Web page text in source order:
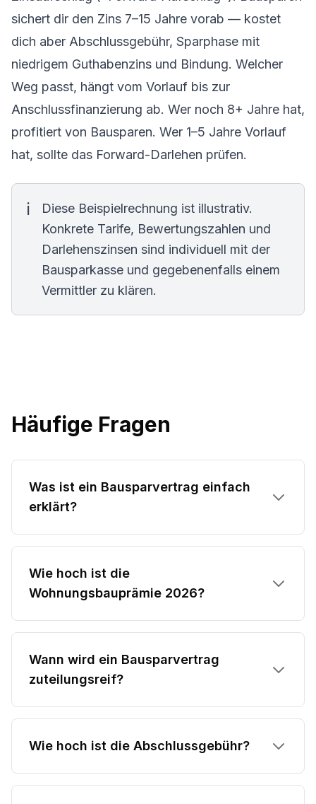
sichert dir den Zins 7–15 Jahre vorab — kostet
dich aber Abschlussgebühr, Sparphase mit
niedrigem Guthabenzins und Bindung. Welcher
Weg passt, hängt vom Vorlauf bis zur
Anschlussfinanzierung ab. Wer noch 8+ Jahre hat,
profitiert von Bausparen. Wer 1–5 Jahre Vorlauf
hat, sollte das Forward-Darlehen prüfen.
Diese Beispielrechnung ist illustrativ.
Konkrete Tarife, Bewertungszahlen und
Darlehenszinsen sind individuell mit der
Bausparkasse und gegebenenfalls einem
Vermittler zu klären.
Häufige Fragen
Was ist ein Bausparvertrag einfach
erklärt?
Wie hoch ist die
Wohnungsbauprämie 2026?
Wann wird ein Bausparvertrag
zuteilungsreif?
Wie hoch ist die Abschlussgebühr?